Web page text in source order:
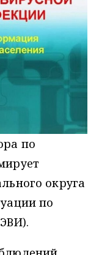
по
округа
по